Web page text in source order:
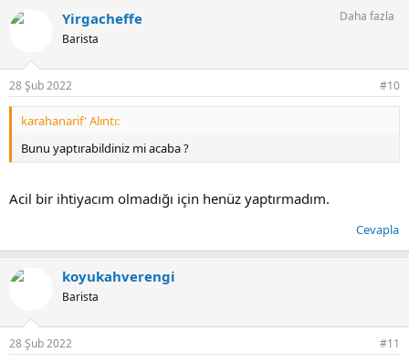
Yirgacheffe
Barista
Daha fazla
28 Şub 2022 #10
karahanarif' Alıntı:
Bunu yaptırabildiniz mi acaba ?
Acil bir ihtiyacım olmadığı için henüz yaptırmadım.
Cevapla
koyukahverengi
Barista
28 Şub 2022 #11